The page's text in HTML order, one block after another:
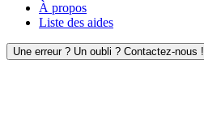
À propos
Liste des aides
Une erreur ? Un oubli ? Contactez-nous !